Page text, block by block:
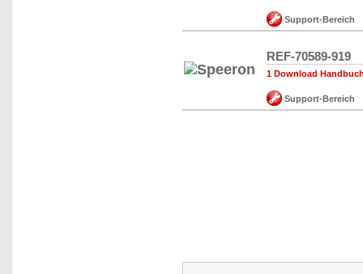
Support-Bereich
REF-70589-919
1 Download
Support-Bereich